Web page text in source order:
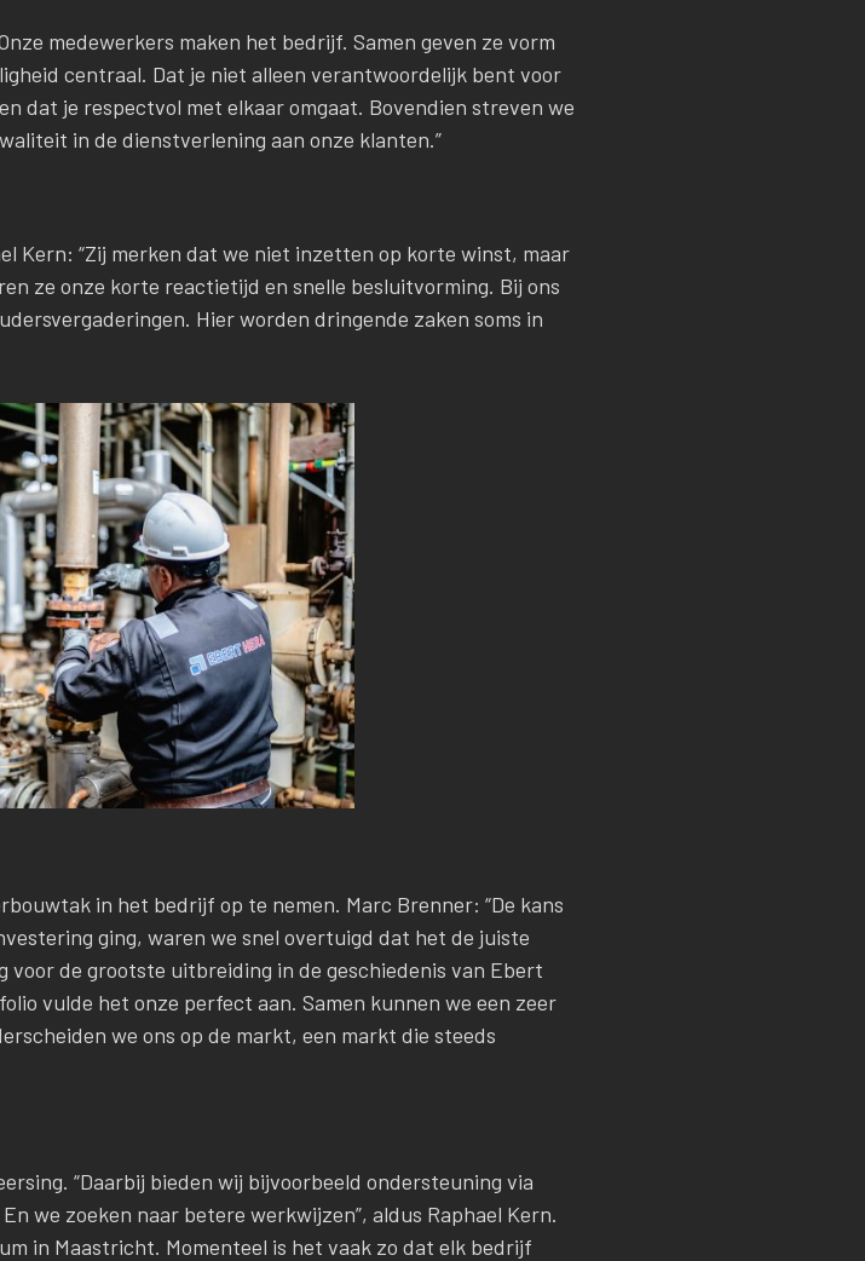
medewerkers maken het bedrijf. Samen geven ze vorm
centraal. Dat je niet alleen verantwoordelijk bent voor
dat je respectvol met elkaar omgaat. Bovendien streven we
in de dienstverlening aan onze klanten.”
Kern: “Zij merken dat we niet inzetten op korte winst, maar
ze onze korte reactietijd en snelle besluitvorming. Bij ons
Hier worden dringende zaken soms in
in het bedrijf op te nemen. Marc Brenner: “De kans
ging, waren we snel overtuigd dat het de juiste
voor de grootste uitbreiding in de geschiedenis van Ebert
vulde het onze perfect aan. Samen kunnen we een zeer
we ons op de markt, een markt die steeds
“Daarbij bieden wij bijvoorbeeld ondersteuning via
we zoeken naar betere werkwijzen”, aldus Raphael Kern.
in Maastricht. Momenteel is het vaak zo dat elk bedrijf